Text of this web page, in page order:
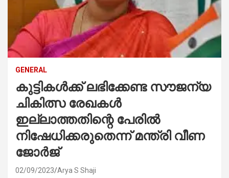
GENERAL
കുട്ടികൾക്ക് ലഭിക്കേണ്ട സൗജന്യ
ചികിത്സ രേഖകൾ
ഇല്ലാത്തതിന്റെ പേരിൽ
നിഷേധിക്കരുതെന്ന് മന്ത്രി വീണ
ജോർജ്
02/09/2023 Arya S Shaji